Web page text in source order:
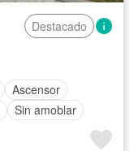
Destacado
Ascensor
Sin amoblar